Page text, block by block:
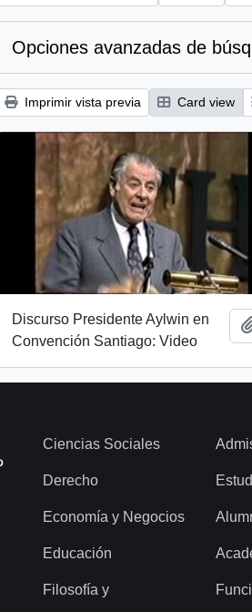
Opciones avanzadas de
Imprimir vista previa Card view
Discurso Presidente Aylwin en
Convención Santiago: Video
Ciencias Sociales
Derecho
Economía y Negocios
Educación
Filosofía y